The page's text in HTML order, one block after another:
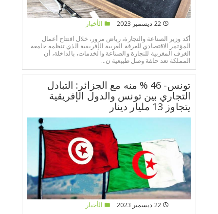
22 ديسمبر 2023
الأخبار
أكد وزير الصناعة والتجارة، رياض مزور، خلال افتتاح أعمال
المؤتمر الاقتصادي للغرفة العربية الإفريقية الذي تنظمه جامعة
الغرف المغربية للتجارة والصناعة والخدمات، بالداخلة، أن
المملكة تعد حلقة وصل طبيعية ن...
تونس- 46 % منه مع الجزائر: التبادل
التجاري بين تونس والدول الإفريقية
يتجاوز 13 مليار دينار
22 ديسمبر 2023
الأخبار